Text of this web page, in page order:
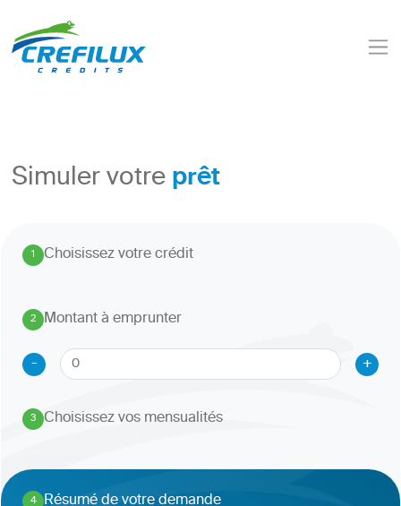
Simuler votreprêt
1. Choisissez votre crédit
2
.
Montant à emprunter
-
+
3
. Choisissez vos mensualités
4